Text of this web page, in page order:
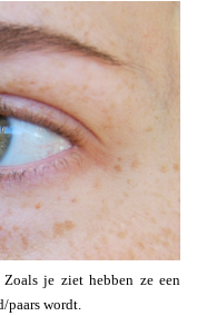
je ziet hebben ze een
paars wordt.